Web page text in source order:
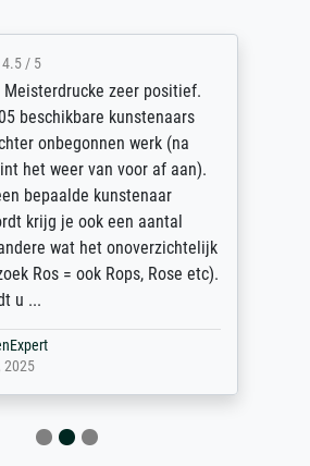
4.5 / 5
zeer positief.
beschikbare kunstenaars
onbegonnen werk (na
het weer van voor af aan).
bepaalde kunstenaar
krijg je ook een aantal
wat het onoverzichtelijk
Ros = ook Rops, Rose etc).
u ...
2025